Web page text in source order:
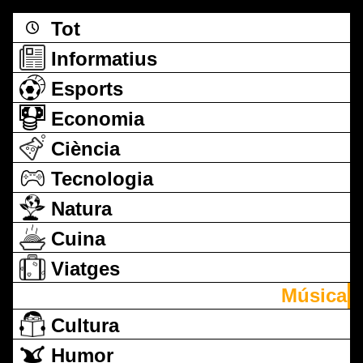
Tot
Informatius
Esports
Economia
Ciència
Tecnologia
Natura
Cuina
Viatges
Música
Cultura
Humor